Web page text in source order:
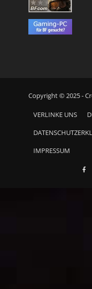
Copyright © 2025 -
VERLINKE UNS
IMPRESSUM